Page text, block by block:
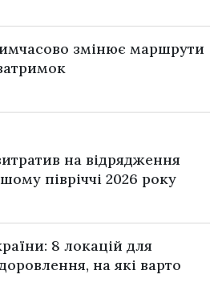
змінює маршрути
на відрядження
півріччі 2026 року
8 локацій для
на які варто